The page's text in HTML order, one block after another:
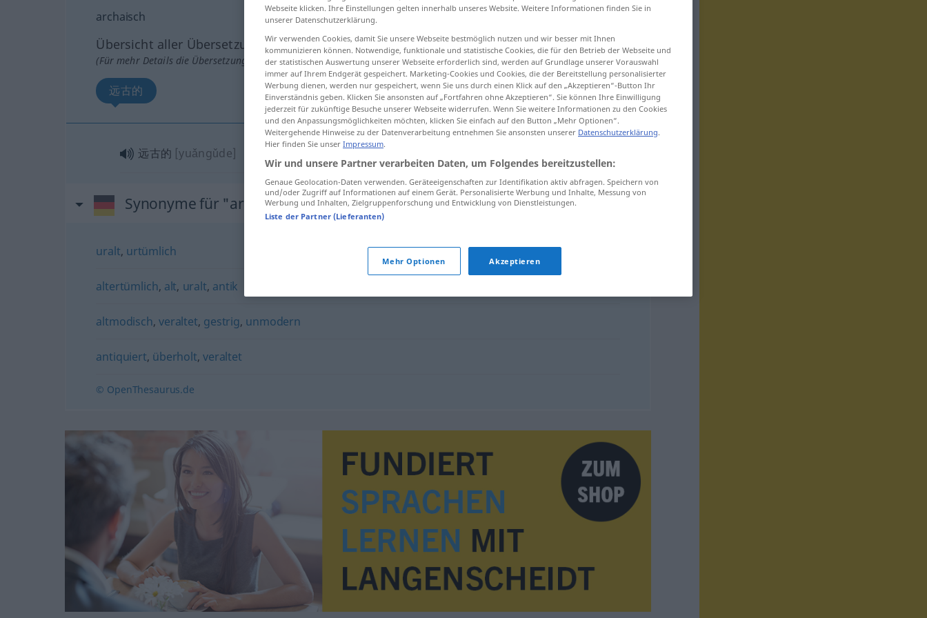
archaisch
Übersicht aller Übersetzungen
(Für mehr Details die Übersetzung anklicken/antippen)
远古的
远古的 [yuǎngǔde]
Synonyme für "archaisch"
uralt, urtümlich
altertümlich, alt, uralt, antik
altmodisch,veraltet, gestrig, unmodern
antiquiert, überholt,veraltet
© OpenThesaurus.de
Webseite klicken. Ihre Einstellungen gelten innerhalb unseres Website. Weitere Informationen finden Sie in
unserer Datenschutzerklärung.
Wir verwenden Cookies, damit Sie unsere Webseite bestmöglich nutzen und wir besser mit Ihnen
kommunizieren können. Notwendige, funktionale und statistische Cookies, die für den Betrieb der Webseite und
der statistischen Auswertung unserer Webseite erforderlich sind, werden auf Grundlage unserer Vorauswahl
immer auf Ihrem Endgerät gespeichert. Marketing-Cookies und Cookies, die der Bereitstellung personalisierter
Werbung dienen, werden nur gespeichert, wenn Sie uns durch einen Klick auf den „Akzeptieren“-Button Ihr
Einverständnis geben. Klicken Sie ansonsten auf „Fortfahren ohne Akzeptieren“. Sie können Ihre Einwilligung
jederzeit für zukünftige Besuche unserer Webseite widerrufen. Wenn Sie weitere Informationen zu den Cookies
und den Anpassungsmöglichkeiten möchten, klicken Sie einfach auf den Button „Mehr Optionen“.
Weitergehende Hinweise zu der Datenverarbeitung entnehmen Sie ansonsten unserer Datenschutzerklärung.
Hier finden Sie unser Impressum.
Wir und unsere Partner verarbeiten Daten, um Folgendes bereitzustellen:
Genaue Geolocation-Daten verwenden. Geräteeigenschaften zur Identifikation aktiv abfragen. Speichern von
und/oder Zugriff auf Informationen auf einem Gerät. Personalisierte Werbung und Inhalte, Messung von
Werbung und Inhalten, Zielgruppenforschung und Entwicklung von Dienstleistungen.
Liste der Partner (Lieferanten)
Mehr Optionen Akzeptieren